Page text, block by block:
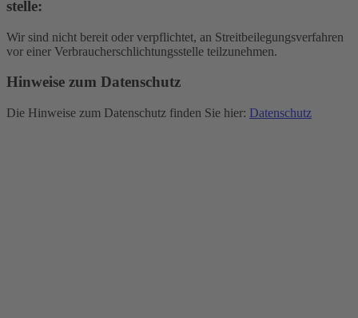
stelle:
Wir sind nicht bereit oder verpflichtet, an Streitbeilegungsverfahren
vor einer Verbraucherschlichtungsstelle teilzunehmen.
Hinweise zum Datenschutz
Die Hinweise zum Datenschutz finden Sie hier: Datenschutz